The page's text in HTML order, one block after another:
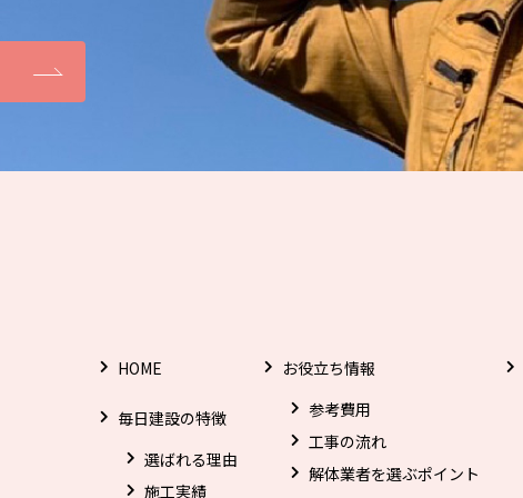
HOME
毎日建設の特徴
選ばれる理由
施工実績
お役立ち情報
参考費用
工事の流れ
解体業者を選ぶポイント